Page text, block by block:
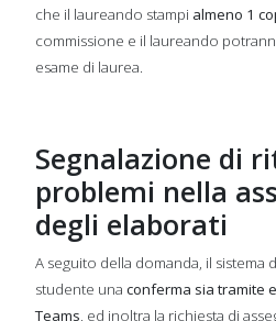
che il laureando stampi almeno 1
commissione e il laureando
esame di laurea.
Segnalazione di
problemi nella
degli elaborati
A seguito della domanda, il sistema
studente una conferma sia tramite
Teams, ed inoltra la richiesta di